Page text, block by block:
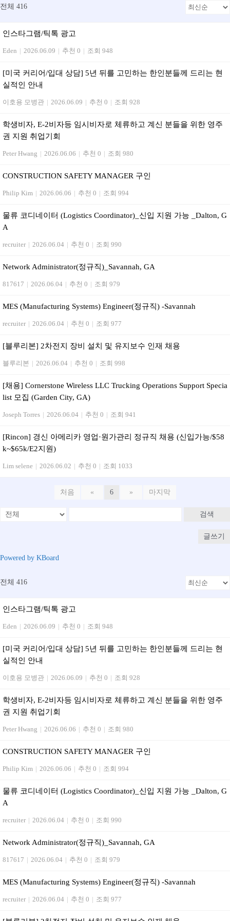
전체 416
인스타그램/틱톡 광고
Eden | 2026.06.09 | 추천 0 | 조회 948
[미국 커리어/입대 상담] 5년 뒤를 고민하는 한인분들께 드리는 현
실적인 안내
이호용 모병관 | 2026.06.09 | 추천 0 | 조회 928
학생비자, E-2비자등 임시비자로 체류하고 계신 분들을 위한 영주
권 지원 취업기회
Peter Hwang | 2026.06.06 | 추천 0 | 조회 980
CONSTRUCTION SAFETY MANAGER 구인
Philip Kim | 2026.06.06 | 추천 0 | 조회 994
물류 코디네이터 (Logistics Coordinator)_신입 지원 가능 _Dalton, G
A
recruiter | 2026.06.04 | 추천 0 | 조회 990
Network Administrator(정규직)_Savannah, GA
817617 | 2026.06.04 | 추천 0 | 조회 979
MES (Manufacturing Systems) Engineer(정규직) -Savannah
recruiter | 2026.06.04 | 추천 0 | 조회 977
[블루리본] 2차전지 장비 설치 및 유지보수 인재 채용
블루리본 | 2026.06.04 | 추천 0 | 조회 998
[채용] Cornerstone Wireless LLC Trucking Operations Support Specia
list 모집 (Garden City, GA)
Joseph Torres | 2026.06.04 | 추천 0 | 조회 941
[Rincon] 경신 아메리카 영업·원가관리 정규직 채용 (신입가능/$58
k~$65k/E2지원)
Lim selene | 2026.06.02 | 추천 0 | 조회 1033
처음 « 6 » 마지막
검색
글쓰기
Powered by KBoard
전체 416
인스타그램/틱톡 광고
Eden | 2026.06.09 | 추천 0 | 조회 948
[미국 커리어/입대 상담] 5년 뒤를 고민하는 한인분들께 드리는 현
실적인 안내
이호용 모병관 | 2026.06.09 | 추천 0 | 조회 928
학생비자, E-2비자등 임시비자로 체류하고 계신 분들을 위한 영주
권 지원 취업기회
Peter Hwang | 2026.06.06 | 추천 0 | 조회 980
CONSTRUCTION SAFETY MANAGER 구인
Philip Kim | 2026.06.06 | 추천 0 | 조회 994
물류 코디네이터 (Logistics Coordinator)_신입 지원 가능 _Dalton, G
A
recruiter | 2026.06.04 | 추천 0 | 조회 990
Network Administrator(정규직)_Savannah, GA
817617 | 2026.06.04 | 추천 0 | 조회 979
MES (Manufacturing Systems) Engineer(정규직) -Savannah
recruiter | 2026.06.04 | 추천 0 | 조회 977